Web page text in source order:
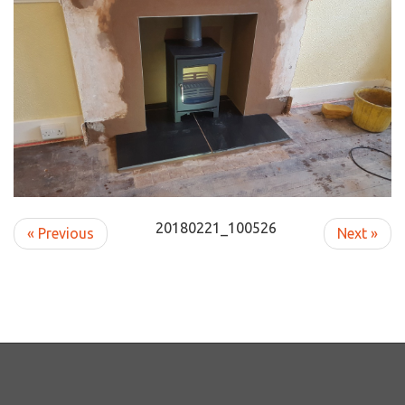
« Previous 20180221_100526 Next »